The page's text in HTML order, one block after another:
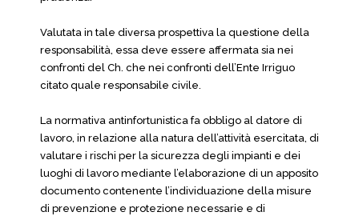
Valutata in tale diversa prospettiva la questione della
responsabilità, essa deve essere affermata sia nei
confronti del Ch. che nei confronti dell’Ente Irriguo
citato quale responsabile civile.
La normativa antinfortunistica fa obbligo al datore di
lavoro, in relazione alla natura dell’attività esercitata, di
valutare i rischi per la sicurezza degli impianti e dei
luoghi di lavoro mediante l’elaborazione di un apposito
documento contenente l’individuazione della misure
di prevenzione e protezione necessarie e di